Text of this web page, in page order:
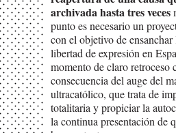
archivada hasta tres veces
punto es necesario un
con el objetivo de ensanchar
libertad de expresión en
momento de claro retroceso
consecuencia del auge del
ultracatólico, que trata de
totalitaria y propiciar la
la continua presentación de